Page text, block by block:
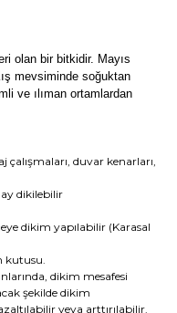
olan bir bitkidir. Mayıs
mevsiminde soğuktan
ve ılıman ortamlardan
çalışmaları, duvar kenarları,
ay dikilebilir
dikim yapılabilir (Karasal
kutusu.
dikim mesafesi
şekilde dikim
veya arttırılabilir.